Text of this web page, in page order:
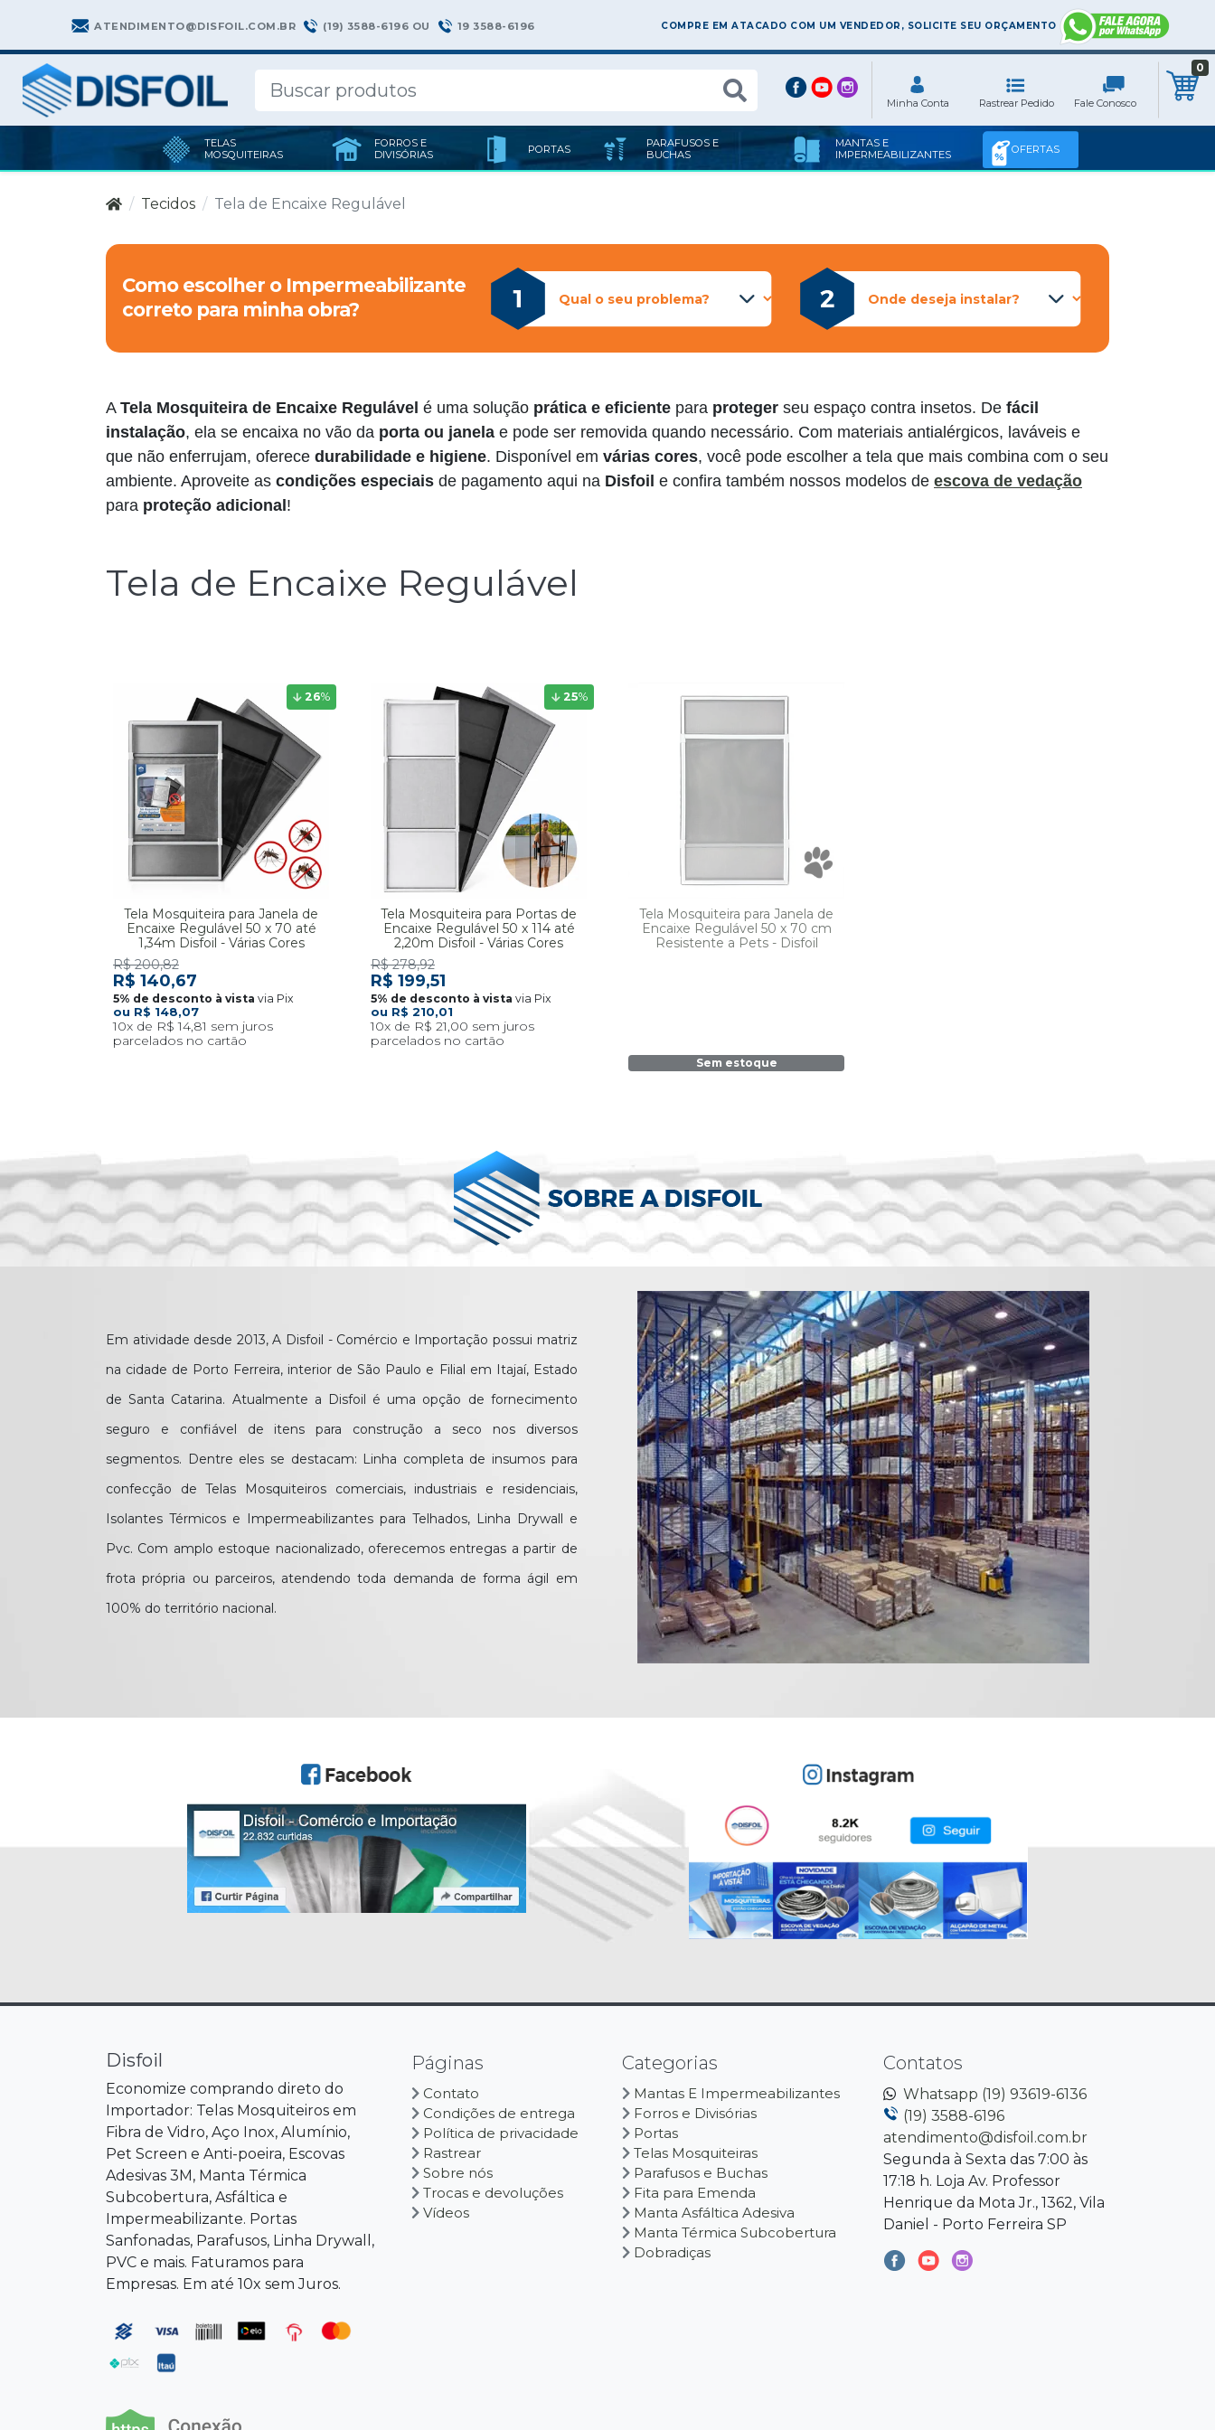
ATENDIMENTO@DISFOIL.COM.BR (19) 3588-6196 OU 19 3588-6196 COMPRE EM ATACADO COM UM VENDEDOR, SOLICITE SEU ORÇAMENTO
0
TELAS
MOSQUITEIRAS
FORROS E
DIVISÓRIAS
PORTAS
PARAFUSOS E
BUCHAS
MANTAS E
IMPERMEABILIZANTES
OFERTAS
Tecidos Tela de Encaixe Regulável
Como escolher o Impermeabilizante
correto para minha obra?
A Tela Mosquiteira de Encaixe Regulável é uma solução prática e eficiente para proteger seu espaço contra insetos. De fácil
instalação, ela se encaixa no vão da porta ou janela e pode ser removida quando necessário. Com materiais antialérgicos, laváveis e
que não enferrujam, oferece durabilidade e higiene. Disponível em várias cores, você pode escolher a tela que mais combina com o seu
ambiente. Aproveite as condições especiais de pagamento aqui na Disfoil e confira também nossos modelos de escova de vedação
para proteção adicional !
Tela de Encaixe Regulável
26%
Tela Mosquiteira para Janela de
Encaixe Regulável 50 x 70 até
1,34m Disfoil - Várias Cores
R$ 200,82
R$ 148,07
10x R$ 14,81
R$ 140,67
via Pix
25%
Tela Mosquiteira para Portas de
Encaixe Regulável 50 x 114 até
2,20m Disfoil - Várias Cores
R$ 278,92
R$ 210,01
10x R$ 21,00
R$ 199,51
via Pix
Tela Mosquiteira para Janela de
Encaixe Regulável 50 x 70 cm
Resistente a Pets - Disfoil
Sem estoque
Em atividade desde 2013, A Disfoil - Comércio e Importação possui matriz
na cidade de Porto Ferreira, interior de São Paulo e Filial em Itajaí, Estado
de Santa Catarina. Atualmente a Disfoil é uma opção de fornecimento
seguro e confiável de itens para construção a seco nos diversos
segmentos. Dentre eles se destacam: Linha completa de insumos para
confecção de Telas Mosquiteiros comerciais, industriais e residenciais,
Isolantes Térmicos e Impermeabilizantes para Telhados, Linha Drywall e
Pvc. Com amplo estoque nacionalizado, oferecemos entregas a partir de
frota própria ou parceiros, atendendo toda demanda de forma ágil em
100% do território nacional.
Contatos
Whatsapp (19) 93619-6136
(19) 3588-6196
atendimento@disfoil.com.br
Segunda à Sexta das 7:00 às
17:18 h. Loja Av. Professor
Henrique da Mota Jr., 1362, Vila
Daniel - Porto Ferreira SP
Páginas
Contato
Condições de entrega
Política de privacidade
Rastrear
Sobre nós
Trocas e devoluções
Vídeos
Categorias
Mantas E Impermeabilizantes
Forros e Divisórias
Portas
Telas Mosquiteiras
Parafusos e Buchas
Fita para Emenda
Manta Asfáltica Adesiva
Manta Térmica Subcobertura
Dobradiças
Disfoil
Economize comprando direto do
Importador: Telas Mosquiteiros em
Fibra de Vidro, Aço Inox, Alumínio,
Pet Screen e Anti-poeira, Escovas
Adesivas 3M, Manta Térmica
Subcobertura, Asfáltica e
Impermeabilizante. Portas
Sanfonadas, Parafusos, Linha Drywall,
PVC e mais. Faturamos para
Empresas. Em até 10x sem Juros.